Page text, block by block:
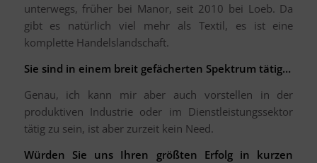
unterwegs, früher bei Manor, seit 2010 bei Loeb. Da
gibt es natürlich viel mehr als Textil, es ist eine
komplette Handelslandschaft.
Sie sind in einem breit gefächerten Spektrum tätig…
Genau, ich kann mir aber auch vorstellen in der
produktiven Industrie oder im Dienstleistungssektor
tätig zu sein, ist aber zurzeit kein Need.
Würden Sie uns Ihren größten Erfolg in kurzen